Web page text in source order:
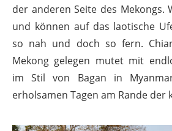
der anderen Seite des Mekongs.
und können auf das laotische
so nah und doch so fern.
Mekong gelegen mutet mit
im Stil von Bagan in
erholsamen Tagen am Rande der